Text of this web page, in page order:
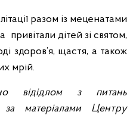
разом із меценатами
привітали дітей зі святом,
здоров’я, щастя, а також
мрій.
відідлом з питань
за матеріалами Центру